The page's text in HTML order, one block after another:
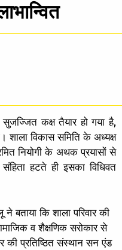
कक्ष तैयार हो गया है,
शाला विकास समिति के अध्यक्ष
नियोगी के अथक प्रयासों से
हटते ही इसका विधिवत
बताया कि शाला परिवार की
व शैक्षणिक सरोकार से
की प्रतिष्ठित संस्थान सन एंड